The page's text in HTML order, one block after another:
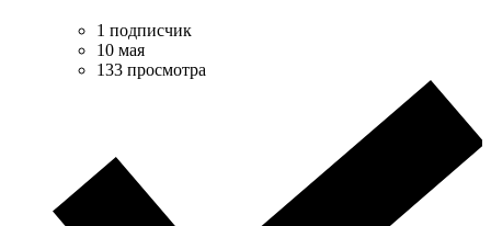
1 подписчик
10 мая
133 просмотра